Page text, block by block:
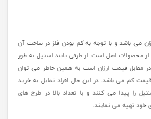
می باشد و با توجه به کم بودن فلز در ساخت آن
محصولات اصل است. از طرفی پابند استیل به طور
در مقابل قیمت ارزان است به همین خاطر می توان
کم می باشد. در این حال افراد تمایل به خرید
را پیدا می کنند و با تعداد بالا در طرح های
خود تهیه می نمایند.